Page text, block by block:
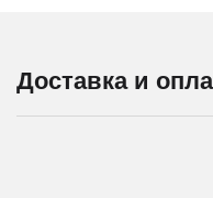
Доставка и